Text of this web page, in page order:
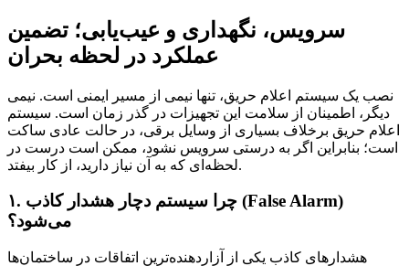
سرویس، نگهداری و عیب‌یابی؛ تضمین
عملکرد در لحظه بحران
نصب یک سیستم اعلام حریق، تنها نیمی از مسیر ایمنی است. نیمی
دیگر، اطمینان از سلامت این تجهیزات در گذر زمان است. سیستم
اعلام حریق برخلاف بسیاری از وسایل برقی، در حالت عادی ساکت
است؛ بنابراین اگر به درستی سرویس نشود، ممکن است درست در
لحظه‌ای که به آن نیاز دارید، از کار بیفتد.
۱. چرا سیستم دچار هشدار کاذب (False Alarm)
می‌شود؟
هشدارهای کاذب یکی از آزاردهنده‌ترین اتفاقات در ساختمان‌ها